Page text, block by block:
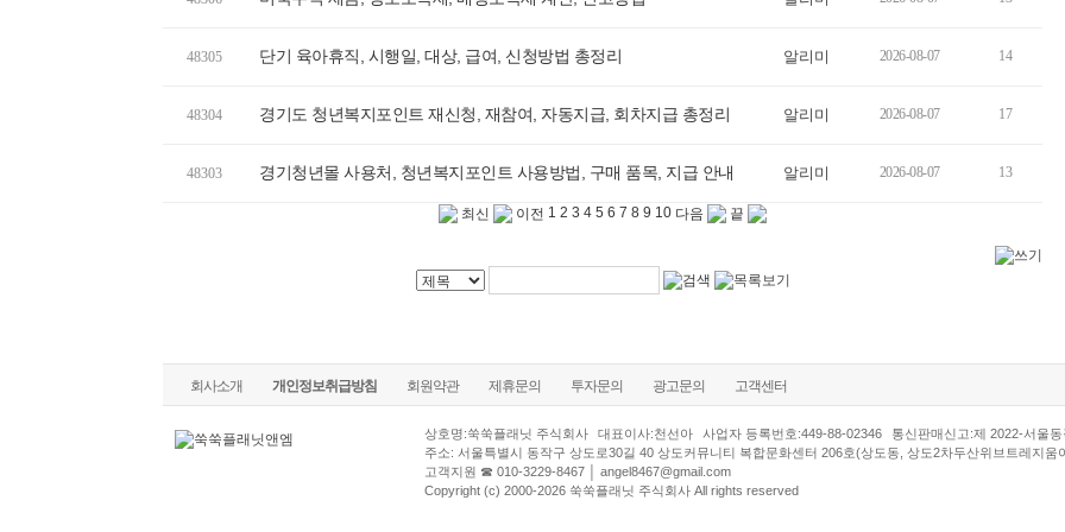
48305 단기 육아휴직, 시행일, 대상, 급여, 신청방법 총정리 알리미 2026-08-07 14
48304 경기도 청년복지포인트 재신청, 재참여, 자동지급, 회차지급 총정리 알리미 2026-08-07 17
48303 경기청년몰 사용처, 청년복지포인트 사용방법, 구매 품목, 지급 안내 알리미 2026-08-07 13
최신 이전 1 2 3 4 5 6 7 8 9 10 다음 끝
회사소개 개인정보취급방침 회원약관 제휴문의 투자문의 광고문의 고객센터
상호명:쑥쑥플래닛 주식회사 대표이사:천선아 사업자 등록번호:449-88-02346
통신판매신고:제 2022-서울
주소: 서울특별시 동작구 상도로30길 40 상도커뮤니티 복합문화센터 206호(상도동, 상도2차두산위브트레지움
고객지원 ☎ 010-3229-8467 │ angel8467@gmail.com
Copyright (c) 2000-2026 쑥쑥플래닛 주식회사 All rights reserved